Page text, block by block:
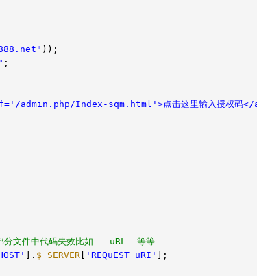
));
;
admin.php/Index-sqm.html'>点击这里输入授权码</
文件中代码失效比如 __uRL__等等
]. $_SERVER 'REQuEST_uRI' ];